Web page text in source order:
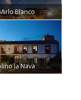
Blanco
la Nava